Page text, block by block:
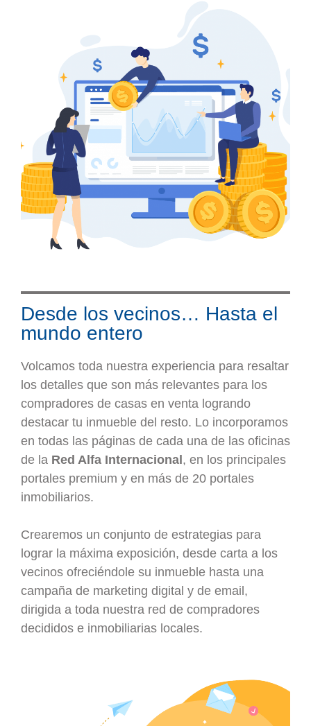
Desde los vecinos… Hasta el
mundo entero
Volcamos toda nuestra experiencia para resaltar
los detalles que son más relevantes para los
compradores de casas en venta logrando
destacar tu inmueble del resto. Lo incorporamos
en todas las páginas de cada una de las oficinas
de la Red Alfa Internacional , en los principales
portales premium y en más de 20 portales
inmobiliarios.
Crearemos un conjunto de estrategias para
lograr la máxima exposición, desde carta a los
vecinos ofreciéndole su inmueble hasta una
campaña de marketing digital y de email,
dirigida a toda nuestra red de compradores
decididos e inmobiliarias locales.